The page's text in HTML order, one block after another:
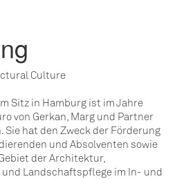
Culture
Sitz in Hamburg ist im Jahre
von Gerkan, Marg und Partner
Sie hat den Zweck der Förderung
und Absolventen sowie
der Architektur,
Landschaftspflege im In- und